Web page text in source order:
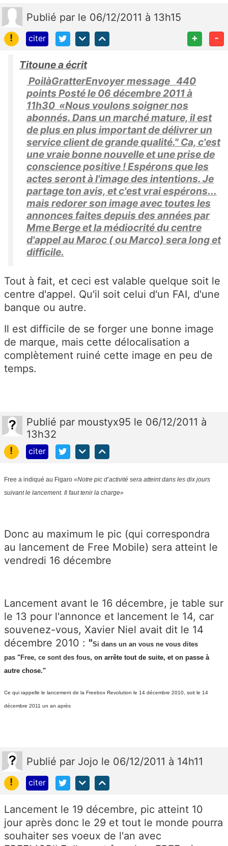
Publié par le 06/12/2011 à 13h15
!
citer + -
Titoune a écrit
PoilàGratterEnvoyer message 440
points Posté le 06 décembre 2011 à
11h30 «Nous voulons soigner nos
abonnés. Dans un marché mature, il est
de plus en plus important de délivrer un
service client de grande qualité." Ca, c'est
une vraie bonne nouvelle et une prise de
conscience positive ! Espérons que les
actes seront à l'image des intentions. Je
partage ton avis, et c'est vrai espérons...
mais redorer son image avec toutes les
annonces faites depuis des années par
Mme Berge et la médiocrité du centre
d'appel au Maroc ( ou Marco) sera long et
difficile.
Tout à fait, et ceci est valable quelque soit le
centre d'appel. Qu'il soit celui d'un FAI, d'une
banque ou autre.
Il est difficile de se forger une bonne image
de marque, mais cette délocalisation a
complètement ruiné cette image en peu de
temps.
Publié par moustyx95 le 06/12/2011 à
13h32
!
citer
Free a indiqué au Figaro «Notre pic d’activité sera atteint dans les dix jours
suivant le lancement. Il faut tenir la charge»
Donc au maximum le pic (qui correspondra
au lancement de Free Mobile) sera atteint le
vendredi 16 décembre
Lancement avant le 16 décembre, je table sur
le 13 pour l'annonce et lancement le 14, car
souvenez-vous, Xavier Niel avait dit le 14
décembre 2010 : "Si dans un an vous ne vous dites
pas "Free, ce sont des fous, on arrête tout de suite, et on passe à
autre chose."
Ce qui rappelle le lancement de la Freebox Revolution le 14 décembre 2010, soit le 14
décembre 2011 un an après
Publié par Jojo le 06/12/2011 à 14h11
!
citer
Lancement le 19 décembre, pic atteint 10
jour après donc le 29 et tout le monde pourra
souhaiter ses voeux de l'an avec